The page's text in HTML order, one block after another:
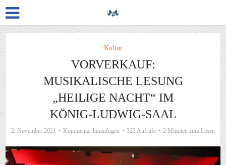
Kultur
VORVERKAUF:
MUSIKALISCHE LESUNG
„HEILIGE NACHT“ IM
KÖNIG-LUDWIG-SAAL
2. November 2021 Kommentar hinzufügen 323 Aufrufe 2 Minuten zum Lesen